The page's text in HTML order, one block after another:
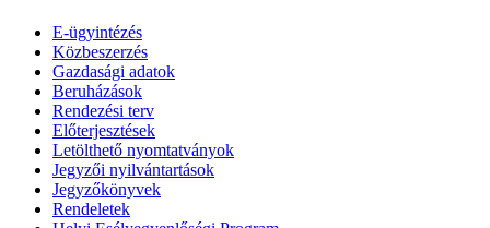
E-ügyintézés
Közbeszerzés
Gazdasági adatok
Beruházások
Rendezési terv
Előterjesztések
Letölthető nyomtatványok
Jegyzői nyilvántartások
Jegyzőkönyvek
Rendeletek